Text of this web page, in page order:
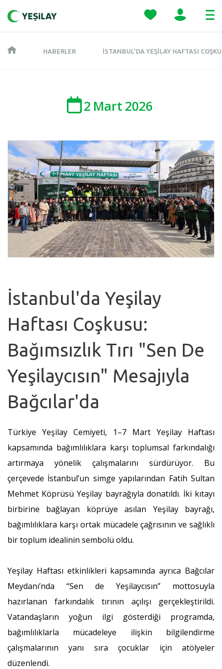
HABERLER İSTANBUL'DA YEŞILAY HAFTASI
2 Mart 2026
İstanbul'da Yeşilay
Haftası Coşkusu:
Bağımsızlık Tırı "Sen De
Yeşilaycısın" Mesajıyla
Bağcılar'da
Türkiye Yeşilay Cemiyeti, 1–7 Mart Yeşilay Haftası
kapsamında bağımlılıklara karşı toplumsal farkındalığı
artırmaya yönelik çalışmalarını sürdürüyor. Bu
çerçevede İstanbul’un simge yapılarından Fatih Sultan
Mehmet Köprüsü Yeşilay bayrağıyla donatıldı. İki kıtayı
birbirine bağlayan köprüye asılan Yeşilay bayrağı,
bağımlılıklara karşı ortak mücadele çağrısının ve sağlıklı
bir toplum idealinin sembolü oldu.
Yeşilay Haftası etkinlikleri kapsamında ayrıca Bağcılar
Meydanı’nda “Sen de Yeşilaycısın” mottosuyla
hazırlanan farkındalık tırının açılışı gerçekleştirildi.
Vatandaşların yoğun ilgi gösterdiği programda,
bağımlılıklarla mücadeleye ilişkin bilgilendirme
çalışmalarının yanı sıra çocuklar için atölyeler
düzenlendi.